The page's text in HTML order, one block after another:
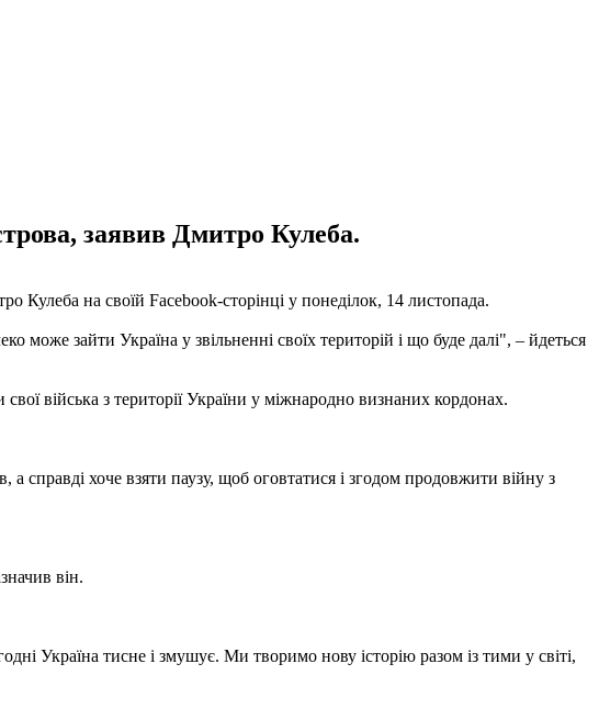
заявив Дмитро Кулеба.
Кулеба на своїй Facebook-сторінці у понеділок, 14 листопада.
зайти Україна у звільненні своїх територій і що буде далі", – йдеться
війська з території України у міжнародно визнаних кордонах.
справді хоче взяти паузу, щоб оговтатися і згодом продовжити війну з
він.
Україна тисне і змушує. Ми творимо нову історію разом із тими у світі,